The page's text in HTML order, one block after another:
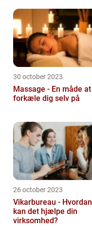
30 october 2023
Massage - En måde at
forkæle dig selv på
26 october 2023
Vikarbureau - Hvordan
kan det hjælpe din
virksomhed?